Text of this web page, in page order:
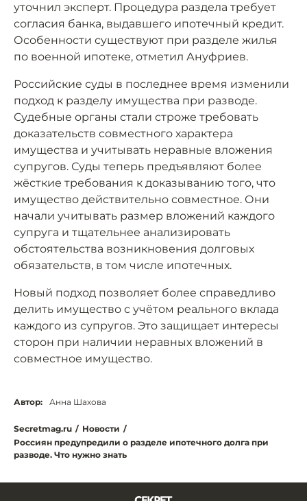
уточнил эксперт. Процедура раздела требует
согласия банка, выдавшего ипотечный кредит.
Особенности существуют при разделе жилья
по военной ипотеке, отметил Ануфриев.
Российские суды в последнее время изменили
подход к разделу имущества при разводе.
Судебные органы стали строже требовать
доказательств совместного характера
имущества и учитывать неравные вложения
супругов. Суды теперь предъявляют более
жёсткие требования к доказыванию того, что
имущество действительно совместное. Они
начали учитывать размер вложений каждого
супруга и тщательнее анализировать
обстоятельства возникновения долговых
обязательств, в том числе ипотечных.
Новый подход позволяет более справедливо
делить имущество с учётом реального вклада
каждого из супругов. Это защищает интересы
сторон при наличии неравных вложений в
совместное имущество.
Автор: Анна Шахова
Secretmag.ru / Новости /
Россиян предупредили о разделе ипотечного долга при
разводе. Что нужно знать